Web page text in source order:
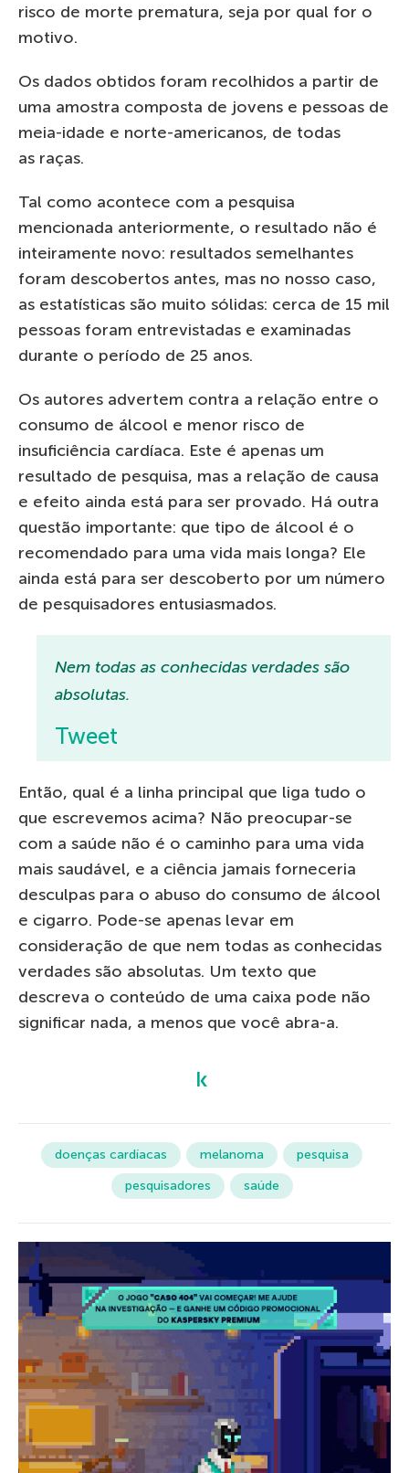
risco de morte prematura, seja por qual for o
motivo.
Os dados obtidos foram recolhidos a partir de
uma amostra composta de jovens e pessoas de
meia-idade e norte-americanos, de todas
as raças.
Tal como acontece com a pesquisa
mencionada anteriormente, o resultado não é
inteiramente novo: resultados semelhantes
foram descobertos antes, mas no nosso caso,
as estatísticas são muito sólidas: cerca de 15 mil
pessoas foram entrevistadas e examinadas
durante o período de 25 anos.
Os autores advertem contra a relação entre o
consumo de álcool e menor risco de
insuficiência cardíaca. Este é apenas um
resultado de pesquisa, mas a relação de causa
e efeito ainda está para ser provado. Há outra
questão importante: que tipo de álcool é o
recomendado para uma vida mais longa? Ele
ainda está para ser descoberto por um número
de pesquisadores entusiasmados.
Nem todas as conhecidas verdades são
absolutas.
Tweet
Então, qual é a linha principal que liga tudo o
que escrevemos acima? Não preocupar-se
com a saúde não é o caminho para uma vida
mais saudável, e a ciência jamais forneceria
desculpas para o abuso do consumo de álcool
e cigarro. Pode-se apenas levar em
consideração de que nem todas as conhecidas
verdades são absolutas. Um texto que
descreva o conteúdo de uma caixa pode não
significar nada, a menos que você abra-a.
doenças cardíacas melanoma
pesquisa
pesquisadores
saúde